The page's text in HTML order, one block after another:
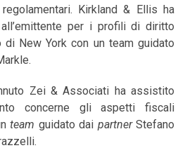
Kirkland & Ellis ha
per i profili di diritto
New York con un team guidato
Zei & Associati ha assistito
concerne gli aspetti fiscali
team guidato dai partnerStefano